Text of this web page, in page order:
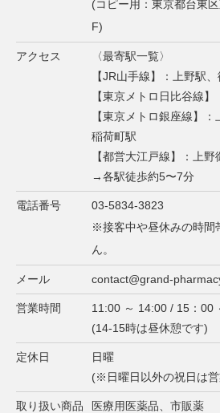
(コピー用：東京都台東
F)
アクセス
〈最寄駅一覧〉
【JR山手線】：上野駅
【東京メトロ日比谷線
【東京メトロ銀座線】：
稲荷町駅
【都営大江戸線】：上
→各駅徒歩約5〜7分
電話番号
03-5834-3823
※接客中や昼休みの時間
ん。
メール contact@grand-
営業時間
11:00 ～ 14:00 / 15：00
(14-15時は昼休憩です)
定休日
日曜
(※日曜日以外の祝日は
取り扱い商品 医療用医薬品、市販薬